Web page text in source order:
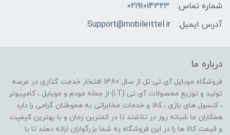
شماره تماس:
02191014323
آدرس ایمیل:
Support@mobileittel.ir
درباره ما
فروشگاه موبایل آی تی تل از سال 1380 افتخار خدمت گذاری در عرصه
تولید و توزیع محصولات آی تی (i.T) از جمله مودم و موبایل ، کامپیوتر
، کنسول های بازی ، کالا و خدمات مخابراتی به هموطنان گرامی را دارد .
همکاران ما شبانه روز در تلاشند تا در کمترین زمان و با بهترین کیفیت
و قیمت کالا ها را در این فروشگاه به شما بزرگواران ارائه دهند تا با